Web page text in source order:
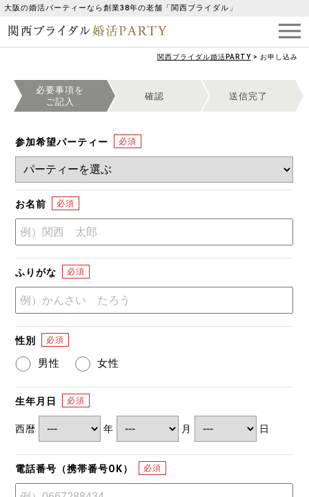
大阪の婚活パーティーなら創業38年の老舗「関西ブライダル」
関西ブライダル婚活PARTY > お申し込み
必要事項を
ご記入
確認 送信完了
参加希望パーティー
お名前
ふりがな
性別
男性 女性
生年月日
西暦 年 月 日
電話番号（携帯番号OK）